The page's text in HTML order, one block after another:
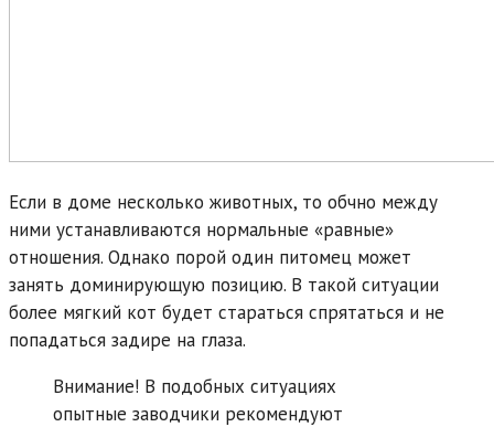
Если в доме несколько животных, то обчно между
ними устанавливаются нормальные «равные»
отношения. Однако порой один питомец может
занять доминирующую позицию. В такой ситуации
более мягкий кот будет стараться спрятаться и не
попадаться задире на глаза.
Внимание! В подобных ситуациях
опытные заводчики рекомендуют